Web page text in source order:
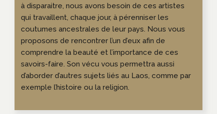
à disparaitre, nous avons besoin de ces artistes
qui travaillent, chaque jour, à pérenniser les
coutumes ancestrales de leur pays. Nous vous
proposons de rencontrer l’un d’eux afin de
comprendre la beauté et l’importance de ces
savoirs-faire. Son vécu vous permettra aussi
d’aborder d’autres sujets liés au Laos, comme par
exemple l’histoire ou la religion.